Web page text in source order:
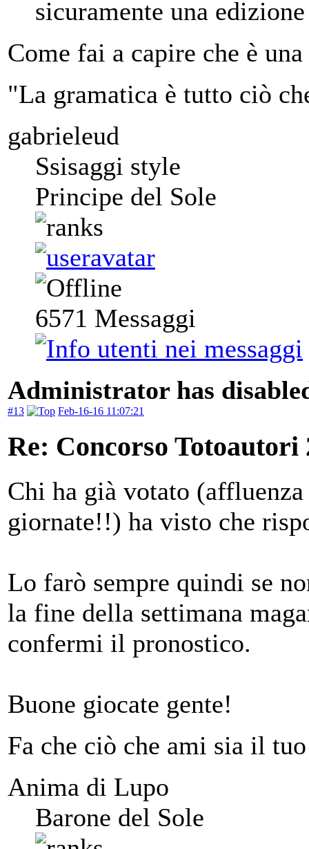
sicuramente una
Come fai a capire che è
"La gramatica è tutto ciò
gabrieleud
Ssisaggi style
Principe del Sole
6571 Messaggi
Administrator has
#13 Feb-16-16 11:07:21
Re: Concorso Totoautori
Chi ha già votato
giornate!!) ha visto che
Lo farò sempre quindi se
la fine della settimana
confermi il pronostico.
Buone giocate gente!
Fa che ciò che ami sia il
Anima di Lupo
Barone del Sole